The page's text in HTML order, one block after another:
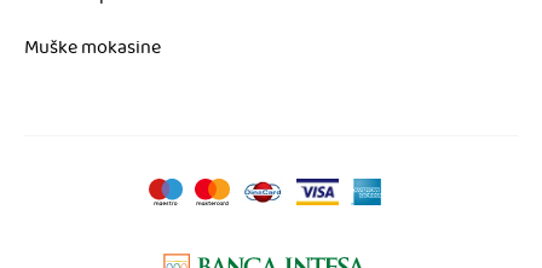
Muške mokasine